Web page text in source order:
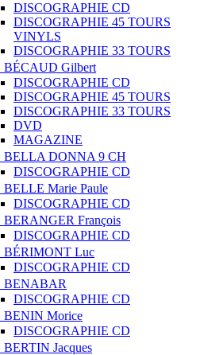
DISCOGRAPHIE CD
DISCOGRAPHIE 45 TOURS
VINYLS
DISCOGRAPHIE 33 TOURS
BÉCAUD Gilbert
DISCOGRAPHIE CD
DISCOGRAPHIE 45 TOURS
DISCOGRAPHIE 33 TOURS
DVD
MAGAZINE
BELLA DONNA 9 CH
DISCOGRAPHIE CD
BELLE Marie Paule
DISCOGRAPHIE CD
BERANGER François
DISCOGRAPHIE CD
BÉRIMONT Luc
DISCOGRAPHIE CD
BENABAR
DISCOGRAPHIE CD
BENIN Morice
DISCOGRAPHIE CD
BERTIN Jacques